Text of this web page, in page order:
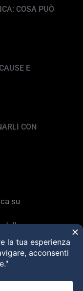
COSA PUÒ
E
CON
su
delle
–
– All rights